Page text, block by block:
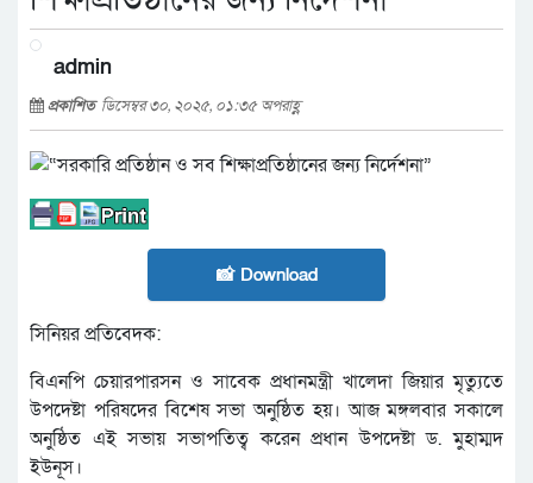
admin
প্রকাশিত ডিসেম্বর ৩০, ২০২৫, ০১:৩৫ অপরাহ্ণ
📸 Download
সিনিয়র প্রতিবেদক:
বিএনপি চেয়ারপারসন ও সাবেক প্রধানমন্ত্রী খালেদা জিয়ার মৃত্যুতে
উপদেষ্টা পরিষদের বিশেষ সভা অনুষ্ঠিত হয়। আজ মঙ্গলবার সকালে
অনুষ্ঠিত এই সভায় সভাপতিত্ব করেন প্রধান উপদেষ্টা ড. মুহাম্মদ
ইউনূস।